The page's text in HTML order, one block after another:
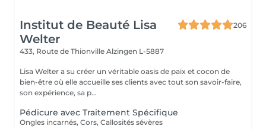
Institut de Beauté Lisa
Welter
206
433, Route de Thionville Alzingen L-5887
Lisa Welter a su créer un véritable oasis de paix et cocon de
bien-être où elle accueille ses clients avec tout son savoir-faire,
son expérience, sa p...
Pédicure avec Traitement Spécifique
Ongles incarnés, Cors, Callosités sévères